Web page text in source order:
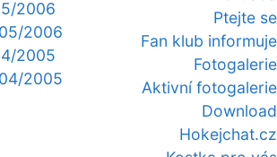
Ptejte se
Fan klub informuje
Fotogalerie
Aktivní fotogalerie
Download
Hokejchat.cz
2006
2006
2005
2005